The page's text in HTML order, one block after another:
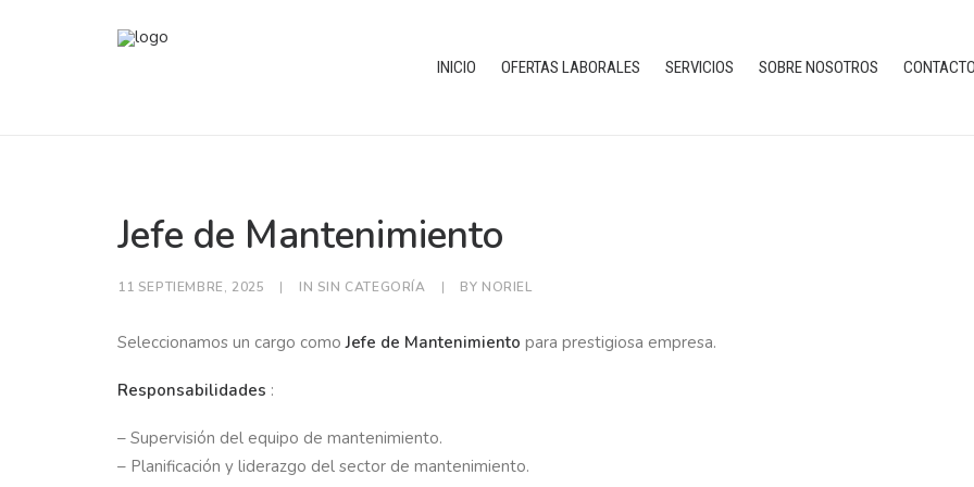
INICIO OFERTAS LABORALES SERVICIOS SOBRE NOSOTROS
Jefe de Mantenimiento
11 SEPTIEMBRE, 2025 | IN SIN CATEGORÍA | BY NORIEL
Seleccionamos un cargo comoJefe de Mantenimiento para prestigiosa empresa.
Responsabilidades :
– Supervisión del equipo de mantenimiento.
– Planificación y liderazgo del sector de mantenimiento.